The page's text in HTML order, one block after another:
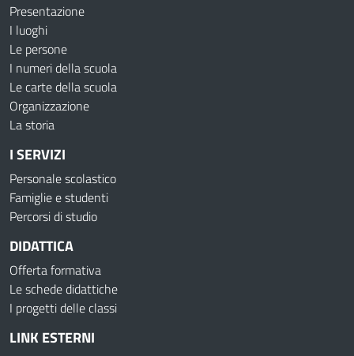
Presentazione
I luoghi
Le persone
I numeri della scuola
Le carte della scuola
Organizzazione
La storia
I SERVIZI
Personale scolastico
Famiglie e studenti
Percorsi di studio
DIDATTICA
Offerta formativa
Le schede didattiche
I progetti delle classi
LINK ESTERNI